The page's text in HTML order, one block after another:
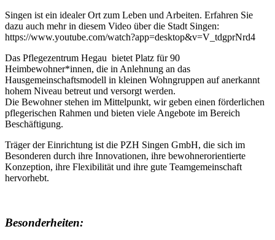
Singen ist ein idealer Ort zum Leben und Arbeiten. Erfahren Sie
dazu auch mehr in diesem Video über die Stadt Singen:
https://www.youtube.com/watch?app=desktop&v=V_tdgprNrd4
Das Pflegezentrum Hegau bietet Platz für 90
Heimbewohner*innen, die in Anlehnung an das
Hausgemeinschaftsmodell in kleinen Wohngruppen auf anerkannt
hohem Niveau betreut und versorgt werden.
Die Bewohner stehen im Mittelpunkt, wir geben einen förderlichen
pflegerischen Rahmen und bieten viele Angebote im Bereich
Beschäftigung.
Träger der Einrichtung ist die PZH Singen GmbH, die sich im
Besonderen durch ihre Innovationen, ihre bewohnerorientierte
Konzeption, ihre Flexibilität und ihre gute Teamgemeinschaft
hervorhebt.
Besonderheiten: